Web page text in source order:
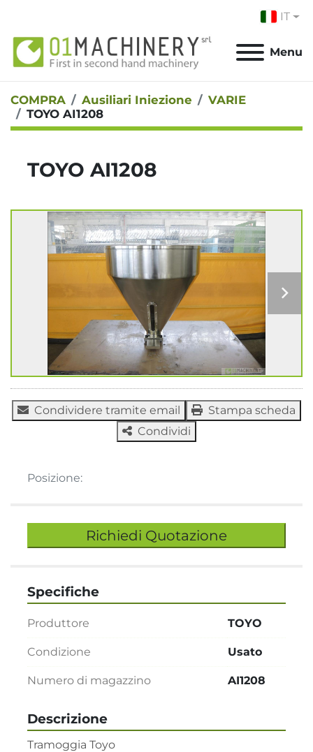
IT
Menu
COMPRA Ausiliari Iniezione
VARIE
TOYO AI1208
TOYO AI1208
Condividere tramite email
Stampa scheda
Condividi
Posizione:
Richiedi Quotazione
Descrizione
Tramoggia Toyo
Specifiche
Produttore TOYO
Condizione Usato
Numero di magazzino AI1208